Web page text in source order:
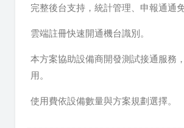
完整後台支持，統計管理、申報通通免
雲端註冊快速開通機台識別。
本方案協助設備商開發測試接通服務
用。
使用費依設備數量與方案規劃選擇。